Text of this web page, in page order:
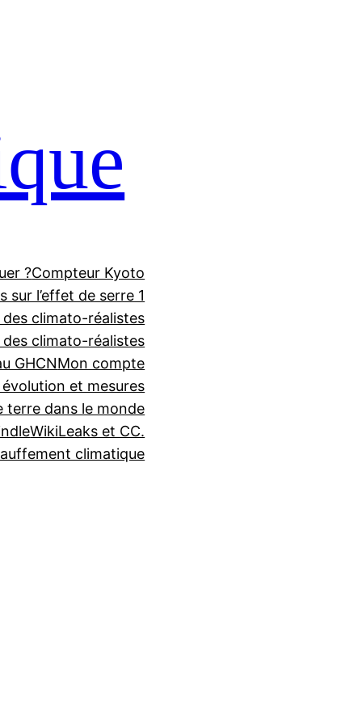
?Compteur Kyoto
sur l’effet de serre 1
climato-réalistes
climato-réalistes
GHCNMon compte
et mesures
terre dans le monde
WikiLeaks et CC.
climatique